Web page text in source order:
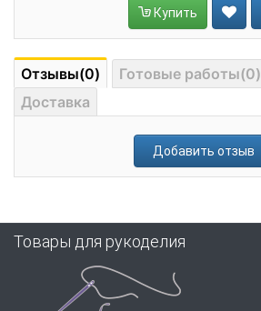
Купить
Отзывы(0) Готовые работы(0)
Доставка
Добавить отзыв
Товары для рукоделия